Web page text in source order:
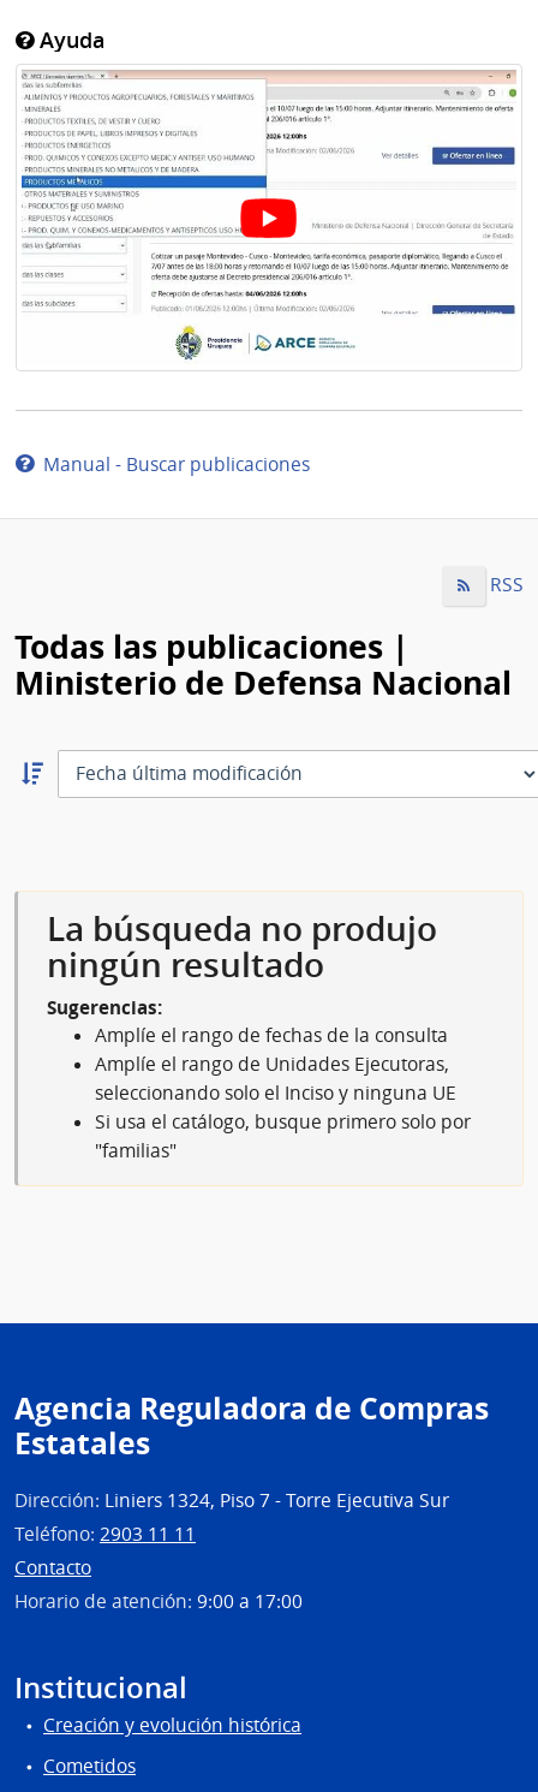
Ayuda
Manual - Buscar publicaciones
RSS
Todas las publicaciones |
Ministerio de Defensa Nacional
Ordernar
descendente:
La búsqueda no produjo
ningún resultado
Sugerencias:
Amplíe el rango de fechas de la consulta
Amplíe el rango de Unidades Ejecutoras,
seleccionando solo el Inciso y ninguna UE
Si usa el catálogo, busque primero solo por
"familias"
Agencia Reguladora de Compras
Estatales
Dirección: Liniers 1324, Piso 7 - Torre Ejecutiva Sur
Teléfono: 2903 11 11
Contacto
Horario de atención: 9:00 a 17:00
Institucional
Creación y evolución histórica
Cometidos